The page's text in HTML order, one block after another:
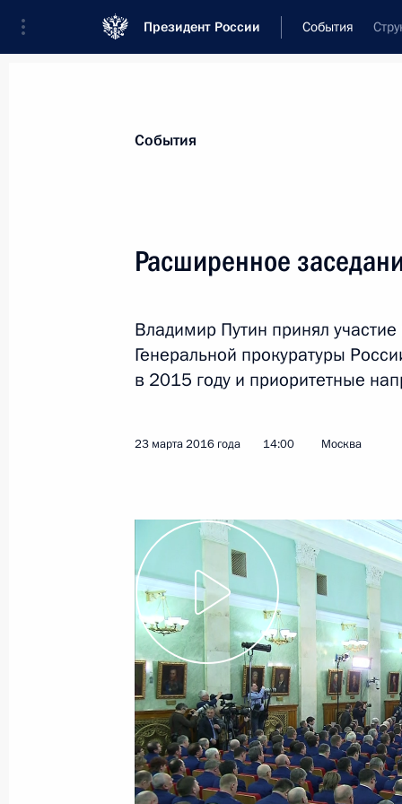
Президент России События
Новости
Послания Федеральному Собранию
Совещания, заседания, рабочие встречи
Речи и обращения
23 марта 2016 года, среда
Заседание рабочей группы по
правоприменительной практики в
23 марта 2016 года, 15:40 Москва, Кремль
Расширенное заседание коллегии
23 марта 2016 года, 14:00 Москва
События
Расширенное
Владимир Путин принял
Генеральной прокуратуры
в 2015 году и приоритетные
23 марта 2016 года 14:00 Москва